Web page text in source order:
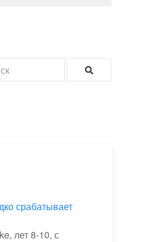
срабатывает
лет 8-10, с